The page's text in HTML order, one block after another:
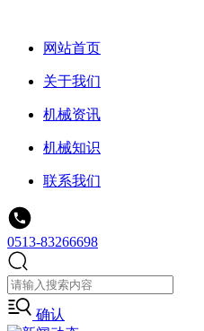
网站首页
关于我们
机械资讯
机械知识
联系我们
0513-83266698
确认